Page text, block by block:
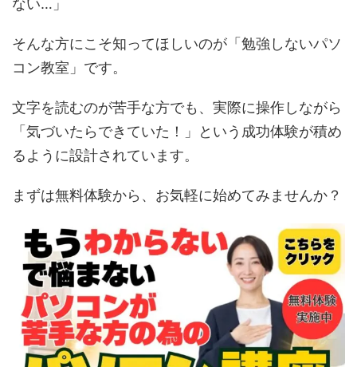
ない…」
そんな方にこそ知ってほしいのが「勉強しないパソ
コン教室」です。
文字を読むのが苦手な方でも、実際に操作しながら
「気づいたらできていた！」という成功体験が積め
るように設計されています。
まずは無料体験から、お気軽に始めてみませんか？